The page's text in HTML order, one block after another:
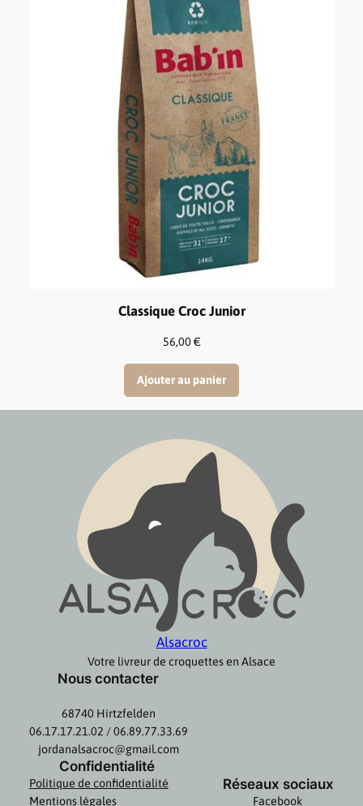
Classique Croc Junior
56,00€
Ajouter au panier
Alsacroc
Votre livreur de croquettes en Alsace
Nous contacter
68740 Hirtzfelden
06.17.17.21.02 / 06.89.77.33.69
jordanalsacroc@gmail.com
Confidentialité
Politique de confidentialité
Mentions légales
Réseaux sociaux
Facebook